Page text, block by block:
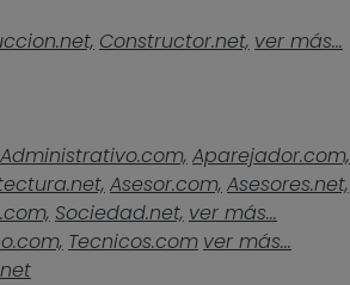
Constructor.net, ver más...
Administrativo.com, Aparejador.com,
Asesor.com, Asesores.net,
Sociedad.net, ver más...
Tecnicos.com ver más...